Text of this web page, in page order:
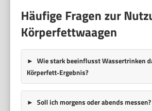
Häufige Fragen zur
Körperfettwaagen
Wie stark beeinflusst Wassertrinken
Körperfett‑Ergebnis?
Soll ich morgens oder abends messen?